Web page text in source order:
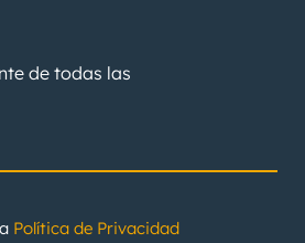
de todas las
Política de Privacidad